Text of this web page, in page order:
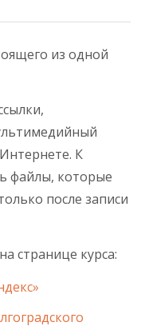
из одной
К
файлы, которые
после записи
странице курса: